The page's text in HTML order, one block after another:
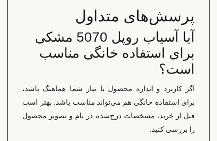
پرسش‌های متداول
آیا آسیاب روپل 5070 مشکی
برای استفاده خانگی مناسب
است؟
اگر کاربرد و اندازه محصول با نیاز شما هماهنگ باشد،
برای استفاده خانگی هم می‌تواند مناسب باشد. بهتر است
قبل از خرید، مشخصات درج‌شده در نام و تصویر محصول
را بررسی کنید.